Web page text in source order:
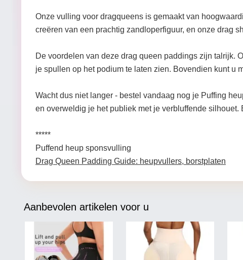
Onze vulling voor dragqueens is gemaakt van
creëren van een prachtig zandloperfiguur, en onze drag
De voordelen van deze drag queen paddings zijn talrijk.
je spullen op het podium te laten zien. Bovendien kunt u
Wacht dus niet langer - bestel vandaag nog je Puffing
en overweldig je het publiek met je verbluffende
*****
Puffend heup sponsvulling
Drag Queen Padding Guide: heupvullers, borstplaten
Aanbevolen artikelen voor u